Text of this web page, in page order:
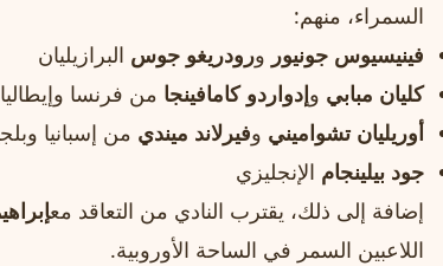
السمراء، منهم:
فينيسيوس جونيور ورودريغو جوس البرازيليان
كليان مبابي وإدواردو كامافينجا من فرنسا
أوريليان تشواميني وفيرلاند ميندي من إسبانيا
جود بيلينجام الإنجليزي
إضافة إلى ذلك، يقترب النادي من التعاقد مع
اللاعبين السمر في الساحة الأوروبية.